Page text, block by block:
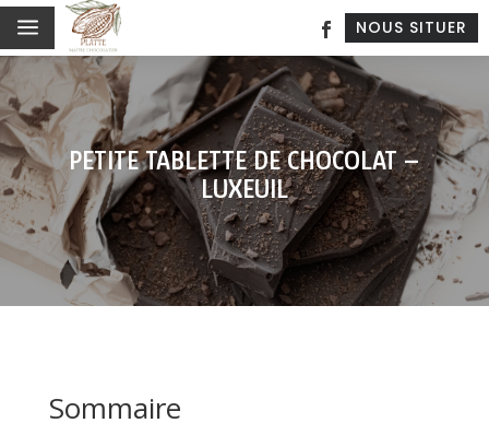
a NOUS SITUER
PETITE TABLETTE DE CHOCOLAT –
LUXEUIL
Sommaire